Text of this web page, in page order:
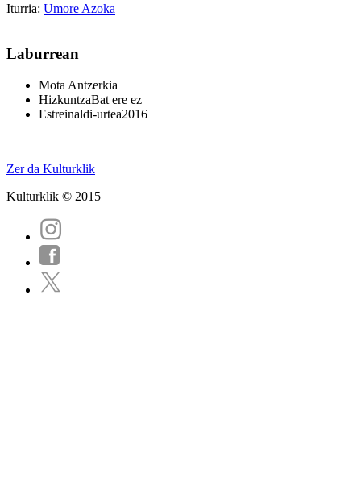
Iturria: Umore Azoka
Laburrean
Mota Antzerkia
HizkuntzaBat ere ez
Estreinaldi-urtea2016
Zer da Kulturklik
Kulturklik © 2015